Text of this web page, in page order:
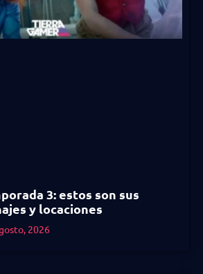
3: estos son sus
y locaciones
2026